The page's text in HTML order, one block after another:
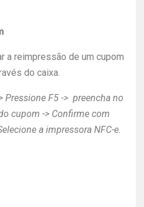
a reimpressão de um cupom
do caixa.
Pressione F5 -> preencha no
cupom -> Confirme com
a impressora NFC-e.